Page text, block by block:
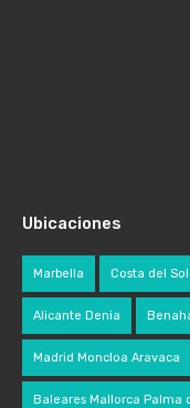
Ubicaciones
Marbella Costa del
Alicante Denia
Madrid Moncloa Aravaca
Baleares Mallorca Palma